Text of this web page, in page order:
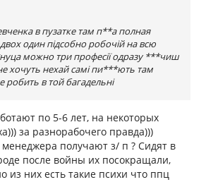
в пузатке там п**а полная
один підсобно робочій на всю
можно три професії одразу ***чиш
хочуть нехай самі пи***ють там
робить в той багадельні
по 5-6 лет, на некоторых
за разнорабочего правда)))
менеджера получают з/ п ? Сидят в
после войны их посокращали,
из них есть такие психи что ппц